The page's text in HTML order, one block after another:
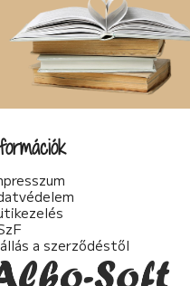
a szerződéstől